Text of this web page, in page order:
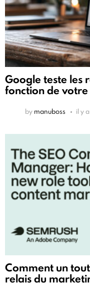
Google teste les
fonction de
by manuboss il y
Comment un
relais du